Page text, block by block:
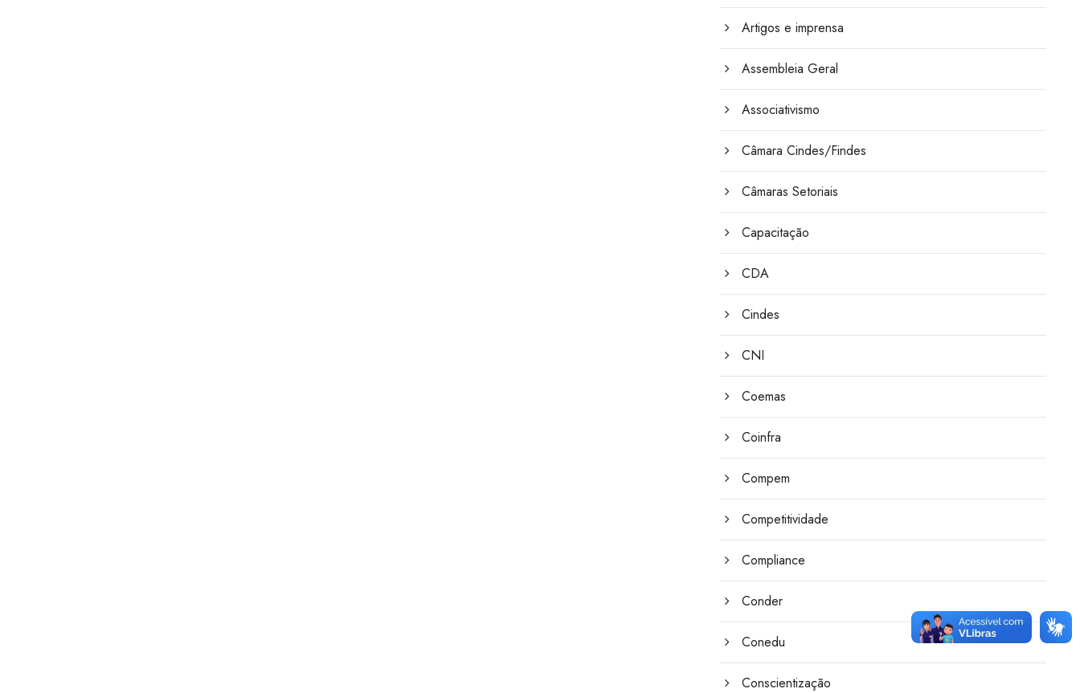
Artigos e imprensa
Assembleia Geral
Associativismo
Câmara Cindes/Findes
Câmaras Setoriais
Capacitação
CDA
Cindes
CNI
Coemas
Coinfra
Compem
Competitividade
Compliance
Conder
Conedu
Conscientização